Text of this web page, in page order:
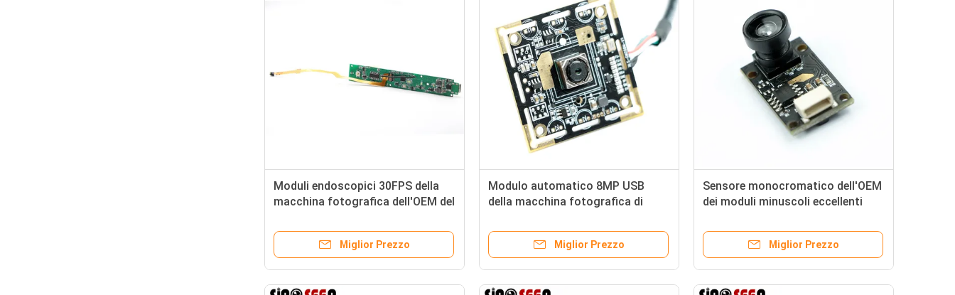
Moduli endoscopici 30FPS della
macchina fotografica dell'OEM del
Miglior Prezzo
Modulo automatico 8MP USB
della macchina fotografica di
HD 3,0 38x38mm personalizzabili
Miglior Prezzo
Sensore monocromatico dell'OEM
dei moduli minuscoli eccellenti
macchina fotografica
Miglior Prezzo